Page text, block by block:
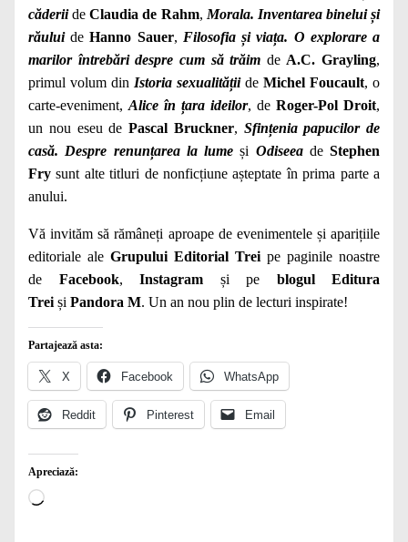
căderiideClaudia de Rahm, Morala. Inventarea binelui și
răuluideHanno Sauer, Filosofia și viața. O explorare a
marilor întrebări despre cum să trăim de A.C. Grayling,
primul volum din Istoria sexualitățiide Michel Foucault, o
carte-eveniment, Alice în țara ideilor, de Roger-Pol Droit,
un nou eseu de Pascal Bruckner, Sfințenia papucilor de
casă. Despre renunțarea la lume și Odiseeade Stephen
Fry sunt alte titluri de nonficțiune așteptate în prima parte a
anului.
Vă invităm să rămâneți aproape de evenimentele și aparițiile
editoriale ale Grupului Editorial Trei pe paginile noastre
de Facebook, Instagram și pe blogul Editura
Trei și Pandora M. Un an nou plin de lecturi inspirate!
Partajează asta:
X Facebook WhatsApp
Reddit Pinterest Email
Apreciază:
Încarc...